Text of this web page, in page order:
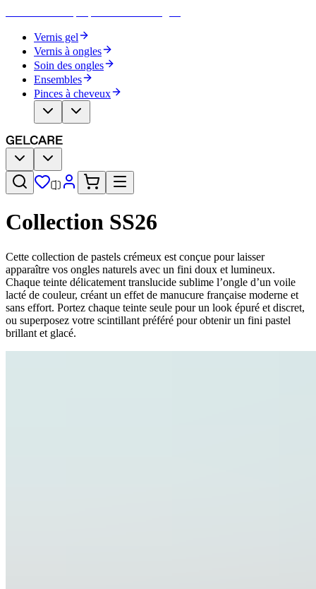
Vernis gel
Vernis à ongles
Soin des ongles
Ensembles
Pinces à cheveux
Collection SS26
Cette collection de pastels crémeux est conçue pour laisser
apparaître vos ongles naturels avec un fini doux et lumineux.
Chaque teinte délicatement translucide sublime l’ongle d’un voile
lacté de couleur, créant un effet de manucure française moderne et
sans effort. Portez chaque teinte seule pour un look épuré et discret,
ou superposez votre scintillant préféré pour obtenir un fini pastel
brillant et glacé.